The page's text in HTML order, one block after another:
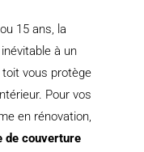
15 ans, la
à un
vous protège
Pour vos
en rénovation,
de couverture